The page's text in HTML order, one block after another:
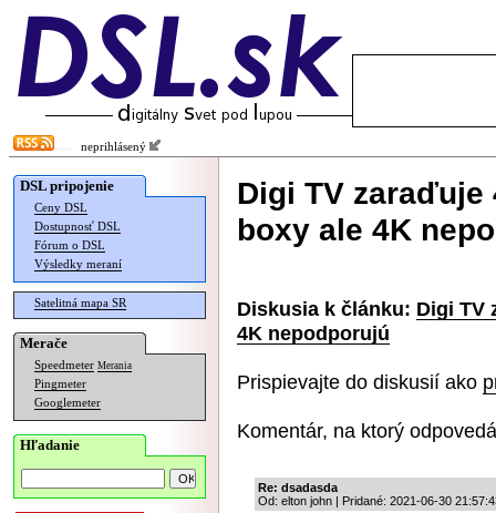
neprihlásený
DSL pripojenie
Ceny DSL
Dostupnosť DSL
Fórum o DSL
Výsledky meraní
Satelitná mapa SR
Merače
Speedmeter Merania
Pingmeter
Googlemeter
Hľadanie
Digi TV
boxy ale 4K
Diskusia k článku: Digi TV
4K nepodporujú
Prispievajte do diskusií ako
Komentár, na ktorý
Re: dsadasda
Od: elton john | Pridané: 2021-06-30